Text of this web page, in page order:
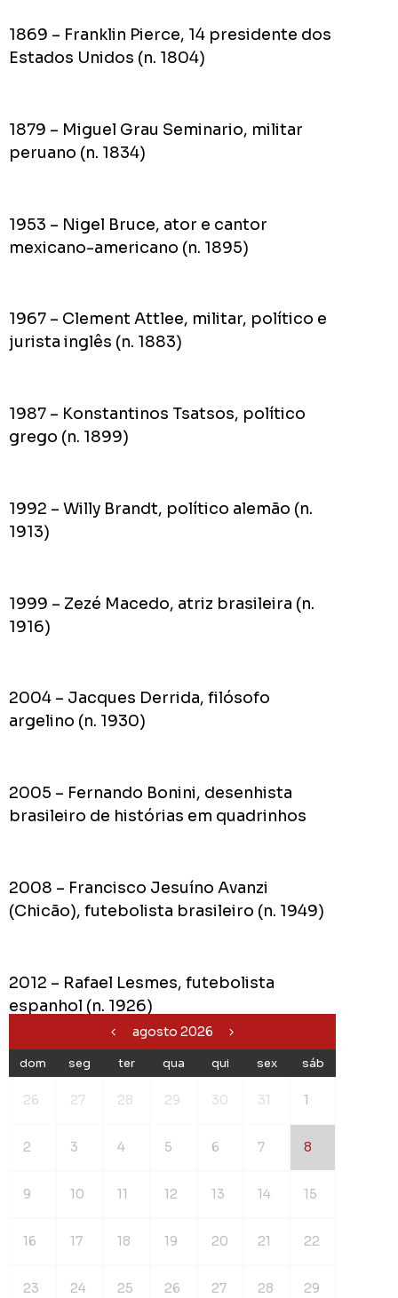
1869 – Franklin Pierce, 14 presidente dos
Estados Unidos (n. 1804)
1879 – Miguel Grau Seminario, militar
peruano (n. 1834)
1953 – Nigel Bruce, ator e cantor
mexicano-americano (n. 1895)
1967 – Clement Attlee, militar, político e
jurista inglês (n. 1883)
1987 – Konstantinos Tsatsos, político
grego (n. 1899)
1992 – Willy Brandt, político alemão (n.
1913)
1999 – Zezé Macedo, atriz brasileira (n.
1916)
2004 – Jacques Derrida, filósofo
argelino (n. 1930)
2005 – Fernando Bonini, desenhista
brasileiro de histórias em quadrinhos
2008 – Francisco Jesuíno Avanzi
(Chicão), futebolista brasileiro (n. 1949)
2012 – Rafael Lesmes, futebolista
espanhol (n. 1926)
agosto 2026
dom seg ter qua qui sex sáb
26 27 28 29 30 31 1
2 3 4 5 6 7 8
9 10 11 12 13 14 15
16 17 18 19 20 21 22
23 24 25 26 27 28 29